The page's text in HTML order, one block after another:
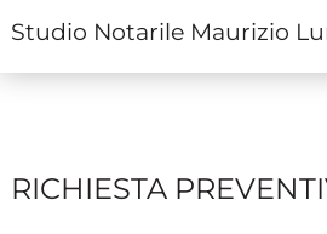
Studio Notarile Maurizio
RICHIESTA